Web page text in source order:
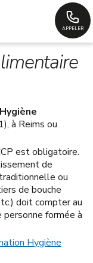
APPELER
à Reims ou
est obligatoire.
de
ou
de bouche
doit compter au
formée à
Hygiène